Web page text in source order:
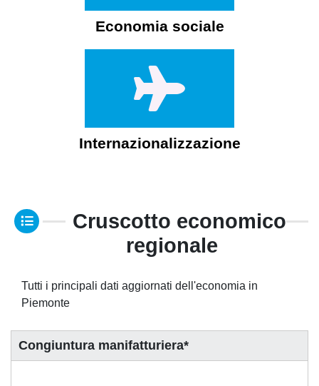
Economia sociale
Internazionalizzazione
Cruscotto economico
regionale
Tutti i principali dati aggiornati dell'economia in
Piemonte
Congiuntura manifatturiera*